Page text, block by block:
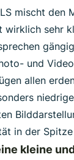
mischt den
sehr
und
allen
in der
kleine